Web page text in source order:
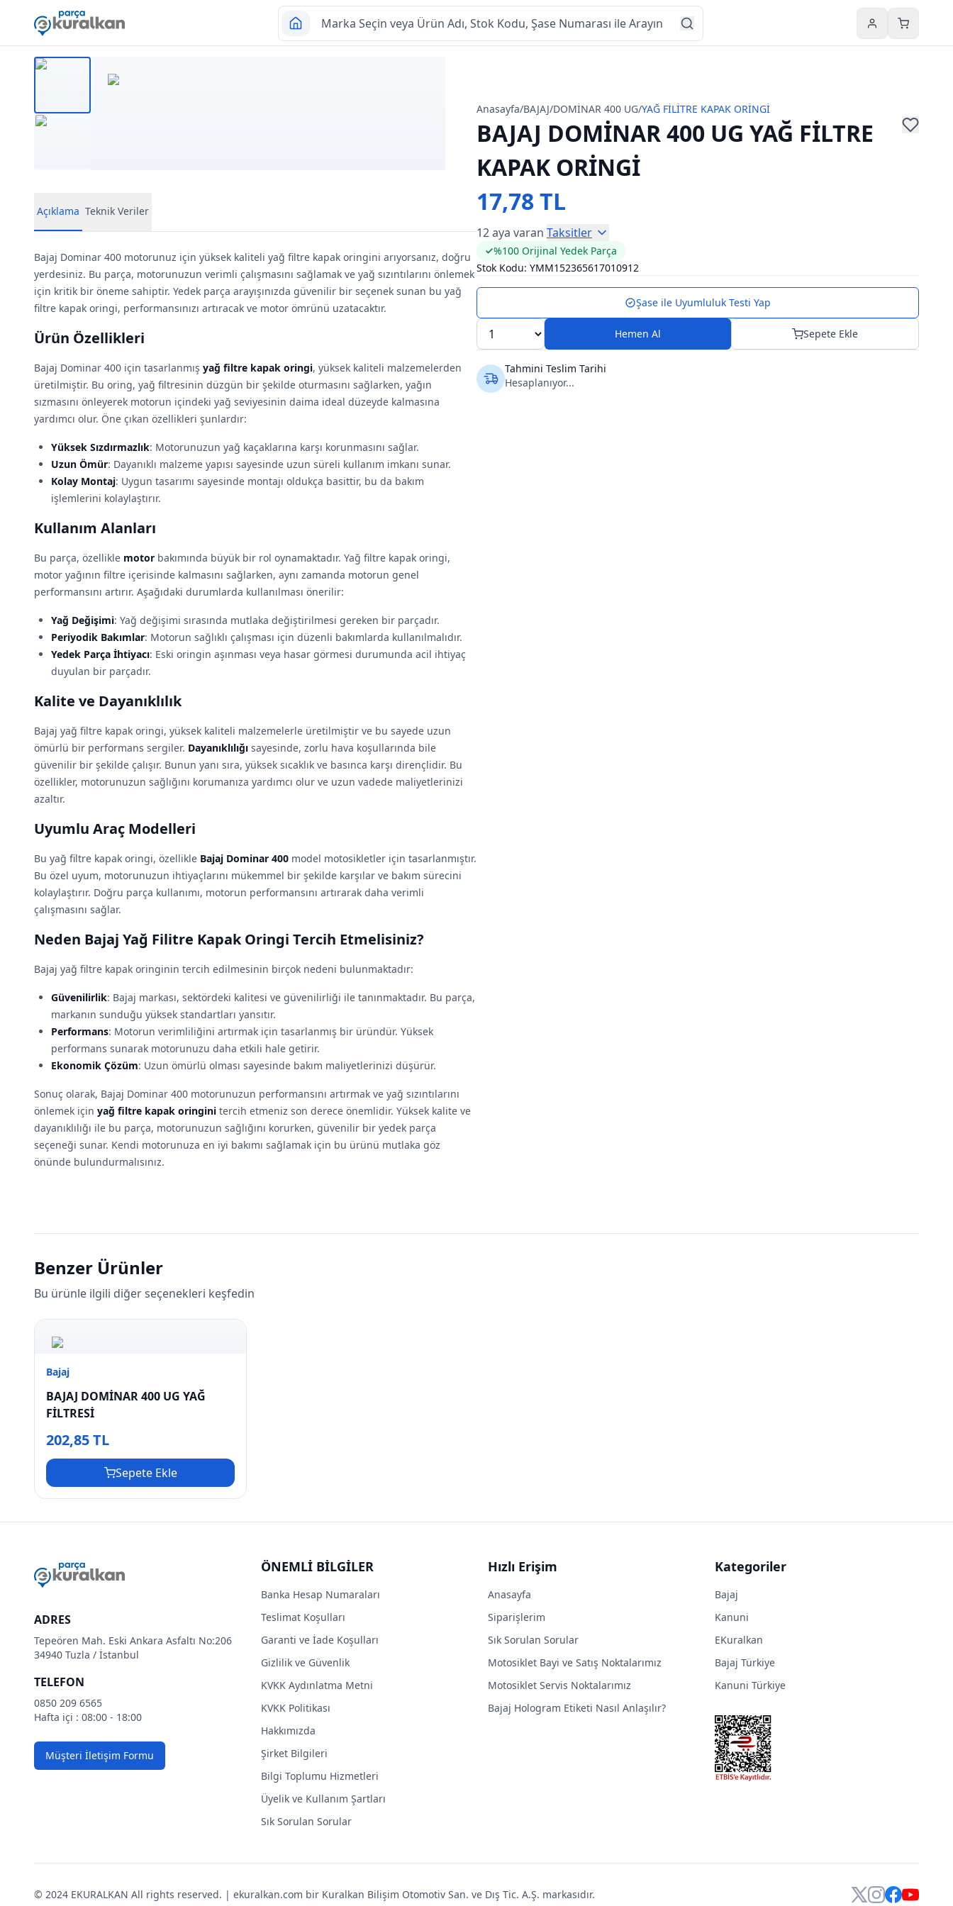
HesabımSepetim
Anasayfa/BAJAJ/DOMİNAR 400 UG/YAĞ FİLİTRE KAPAK ORİNGİ
BAJAJ DOMİNAR 400 UG YAĞ FİLTRE
KAPAK ORİNGİ
17,78 TL
12 aya varan Taksitler
%100 Orijinal Yedek Parça
Stok Kodu: YMM152365617010912
Şase ile Uyumluluk Testi Yap
Hemen Al Sepete Ekle
Tahmini Teslim Tarihi
Hesaplanıyor...
Açıklama Teknik Veriler
Bajaj Dominar 400 motorunuz için yüksek kaliteli yağ filtre kapak oringini arıyorsanız, doğru
yerdesiniz. Bu parça, motorunuzun verimli çalışmasını sağlamak ve yağ sızıntılarını önlemek
için kritik bir öneme sahiptir. Yedek parça arayışınızda güvenilir bir seçenek sunan bu yağ
filtre kapak oringi, performansınızı artıracak ve motor ömrünü uzatacaktır.
Ürün Özellikleri
Bajaj Dominar 400 için tasarlanmış yağ filtre kapak oringi, yüksek kaliteli malzemelerden
üretilmiştir. Bu oring, yağ filtresinin düzgün bir şekilde oturmasını sağlarken, yağın
sızmasını önleyerek motorun içindeki yağ seviyesinin daima ideal düzeyde kalmasına
yardımcı olur. Öne çıkan özellikleri şunlardır:
Yüksek Sızdırmazlık: Motorunuzun yağ kaçaklarına karşı korunmasını sağlar.
Uzun Ömür: Dayanıklı malzeme yapısı sayesinde uzun süreli kullanım imkanı sunar.
Kolay Montaj: Uygun tasarımı sayesinde montajı oldukça basittir, bu da bakım
işlemlerini kolaylaştırır.
Kullanım Alanları
Bu parça, özellikle motor bakımında büyük bir rol oynamaktadır. Yağ filtre kapak oringi,
motor yağının filtre içerisinde kalmasını sağlarken, aynı zamanda motorun genel
performansını artırır. Aşağıdaki durumlarda kullanılması önerilir:
Yağ Değişimi: Yağ değişimi sırasında mutlaka değiştirilmesi gereken bir parçadır.
Periyodik Bakımlar: Motorun sağlıklı çalışması için düzenli bakımlarda kullanılmalıdır.
Yedek Parça İhtiyacı: Eski oringin aşınması veya hasar görmesi durumunda acil ihtiyaç
duyulan bir parçadır.
Kalite ve Dayanıklılık
Bajaj yağ filtre kapak oringi, yüksek kaliteli malzemelerle üretilmiştir ve bu sayede uzun
ömürlü bir performans sergiler. Dayanıklılığı sayesinde, zorlu hava koşullarında bile
güvenilir bir şekilde çalışır. Bunun yanı sıra, yüksek sıcaklık ve basınca karşı dirençlidir. Bu
özellikler, motorunuzun sağlığını korumanıza yardımcı olur ve uzun vadede maliyetlerinizi
azaltır.
Uyumlu Araç Modelleri
Bu yağ filtre kapak oringi, özellikle Bajaj Dominar 400 model motosikletler için tasarlanmıştır.
Bu özel uyum, motorunuzun ihtiyaçlarını mükemmel bir şekilde karşılar ve bakım sürecini
kolaylaştırır. Doğru parça kullanımı, motorun performansını artırarak daha verimli
çalışmasını sağlar.
Neden Bajaj Yağ Filitre Kapak Oringi Tercih Etmelisiniz?
Bajaj yağ filtre kapak oringinin tercih edilmesinin birçok nedeni bulunmaktadır:
Güvenilirlik: Bajaj markası, sektördeki kalitesi ve güvenilirliği ile tanınmaktadır. Bu parça,
markanın sunduğu yüksek standartları yansıtır.
Performans: Motorun verimliliğini artırmak için tasarlanmış bir üründür. Yüksek
performans sunarak motorunuzu daha etkili hale getirir.
Ekonomik Çözüm: Uzun ömürlü olması sayesinde bakım maliyetlerinizi düşürür.
Sonuç olarak, Bajaj Dominar 400 motorunuzun performansını artırmak ve yağ sızıntılarını
önlemek için yağ filtre kapak oringini tercih etmeniz son derece önemlidir. Yüksek kalite ve
dayanıklılığı ile bu parça, motorunuzun sağlığını korurken, güvenilir bir yedek parça
seçeneği sunar. Kendi motorunuza en iyi bakımı sağlamak için bu ürünü mutlaka göz
önünde bulundurmalısınız.
Benzer Ürünler
Bu ürünle ilgili diğer seçenekleri keşfedin
Bajaj
BAJAJ DOMİNAR 400 UG YAĞ
FİLTRESİ
202,85 TL
Sepete Ekle
ADRES
Tepeören Mah. Eski Ankara Asfaltı No:206
34940 Tuzla / İstanbul
TELEFON
0850 209 6565
Hafta içi : 08:00 - 18:00
Müşteri İletişim Formu
ÖNEMLİ BİLGİLER
Banka Hesap Numaraları
Teslimat Koşulları
Garanti ve İade Koşulları
Gizlilik ve Güvenlik
KVKK Aydınlatma Metni
KVKK Politikası
Hakkımızda
Şirket Bilgileri
Bilgi Toplumu Hizmetleri
Üyelik ve Kullanım Şartları
Sık Sorulan Sorular
Hızlı Erişim
Anasayfa
Siparişlerim
Sık Sorulan Sorular
Motosiklet Bayi ve Satış Noktalarımız
Motosiklet Servis Noktalarımız
Bajaj Hologram Etiketi Nasıl Anlaşılır?
Kategoriler
Bajaj
Kanuni
EKuralkan
Bajaj Türkiye
Kanuni Türkiye
© 2024 EKURALKAN All rights reserved. | ekuralkan.com bir Kuralkan Bilişim Otomotiv San. ve Dış Tic. A.Ş. markasıdır.